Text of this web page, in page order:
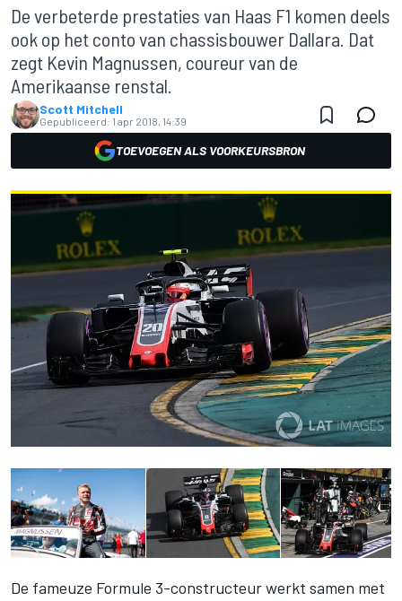
De verbeterde prestaties van Haas F1 komen deels
ook op het conto van chassisbouwer Dallara. Dat
zegt Kevin Magnussen, coureur van de
Amerikaanse renstal.
Scott Mitchell
Gepubliceerd: 1 apr 2018, 14:39
TOEVOEGEN ALS VOORKEURSBRON
De fameuze Formule 3-constructeur werkt samen met